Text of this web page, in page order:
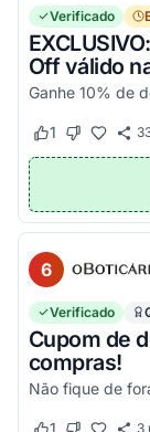
Verificado
Off válido
Este cupom
1 Este
6
Verificado
Cupom de
compras!
3